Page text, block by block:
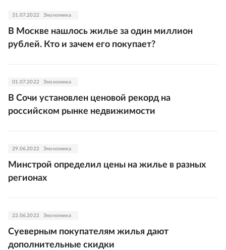
31.07.2022 Экономика
В Москве нашлось жилье за один миллион
рублей. Кто и зачем его покупает?
01.07.2022 Экономика
В Сочи установлен ценовой рекорд на
российском рынке недвижимости
29.06.2022 Экономика
Минстрой определил цены на жилье в разных
регионах
22.06.2022 Экономика
Суеверным покупателям жилья дают
дополнительные скидки